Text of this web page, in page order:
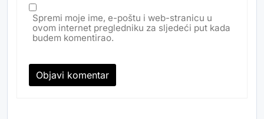
Spremi moje ime, e-poštu i web-stranicu u
ovom internet pregledniku za sljedeći put kada
budem komentirao.